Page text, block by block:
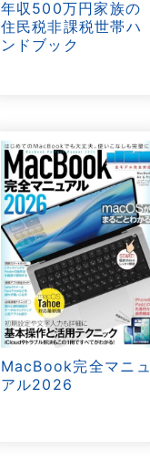
年収500万円家族の
住民税非課税世帯ハ
ンドブック
MacBook完全マニュ
アル2026